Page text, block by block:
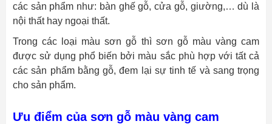
các sản phẩm như: bàn ghế gỗ, cửa gỗ, giường,… dù là
nội thất hay ngoại thất.
Trong các loại màu sơn gỗ thì sơn gỗ màu vàng cam
được sử dụng phổ biến bởi màu sắc phù hợp với tất cả
các sản phẩm bằng gỗ, đem lại sự tinh tế và sang trọng
cho sản phẩm.
Ưu điểm của sơn gỗ màu vàng cam